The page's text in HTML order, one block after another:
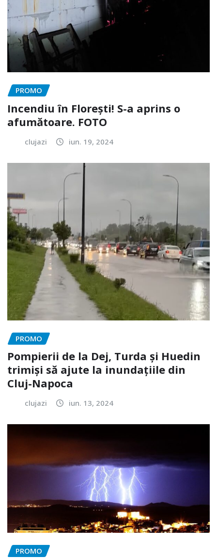
PROMO
Incendiu în Florești! S-a aprins o
afumătoare. FOTO
clujazi iun. 19, 2024
PROMO
Pompierii de la Dej, Turda și Huedin
trimiși să ajute la inundațiile din
Cluj-Napoca
clujazi iun. 13, 2024
PROMO